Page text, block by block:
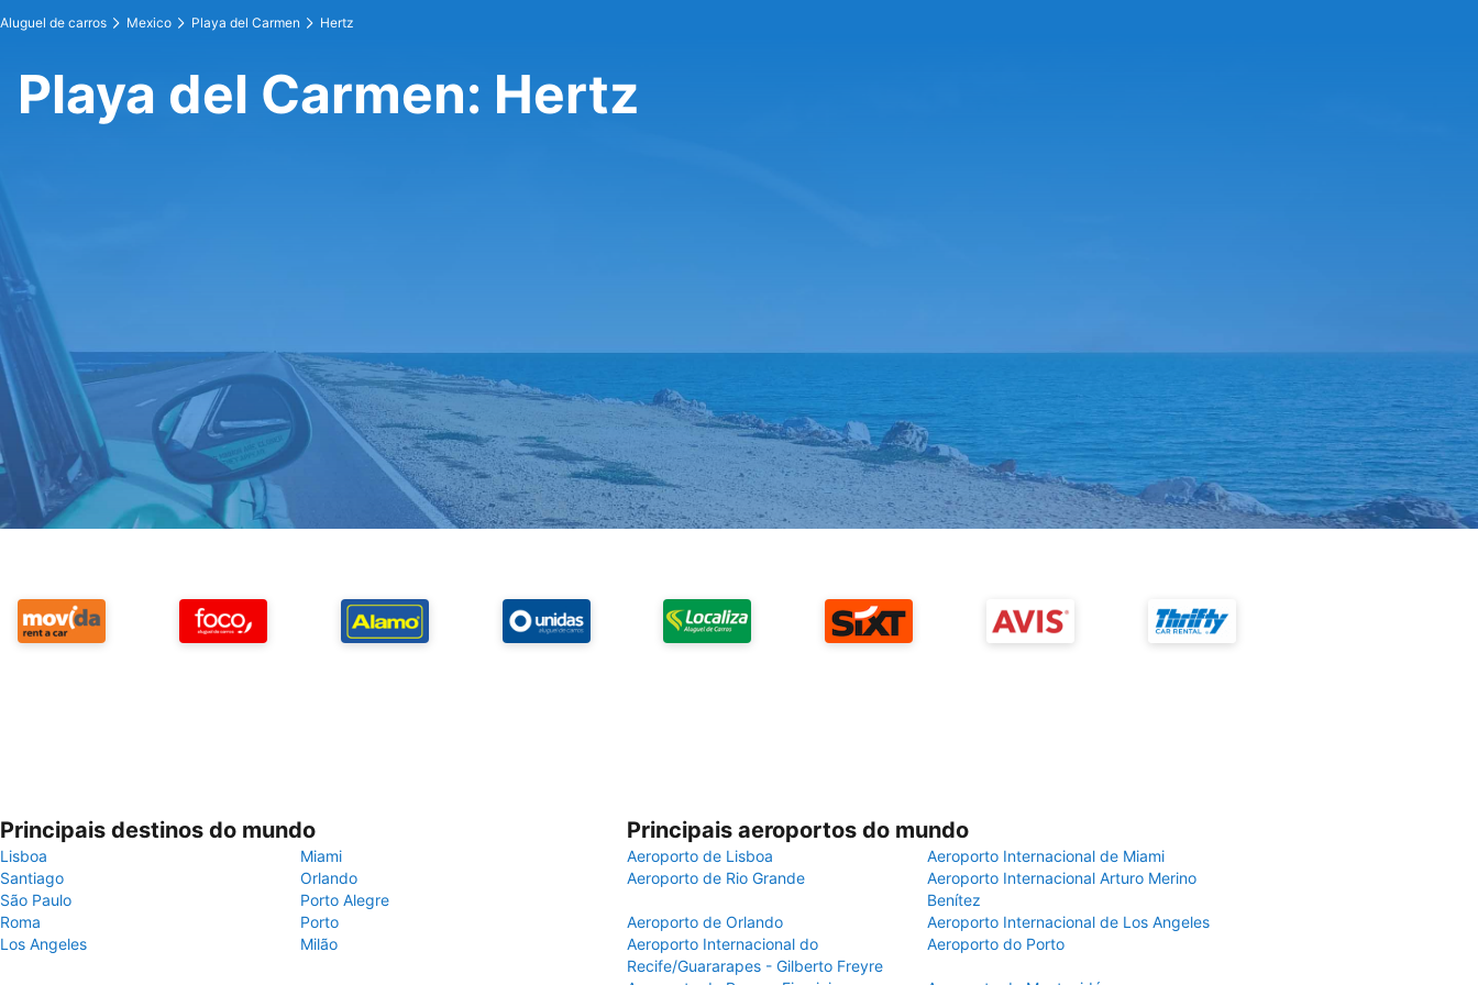
Aluguel de carros Mexico Playa del Carmen Hertz
Playa del Carmen: Hertz
Principais destinos do mundo
Lisboa
Miami
Santiago
Orlando
São Paulo
Porto Alegre
Roma
Porto
Los Angeles
Milão
Principais aeroportos do mundo
Aeroporto de Lisboa
Aeroporto Internacional de Miami
Aeroporto de Rio Grande
Aeroporto Internacional Arturo Merino
Benítez
Aeroporto de Orlando
Aeroporto Internacional de Los Angeles
Aeroporto Internacional do
Recife/Guararapes - Gilberto Freyre
Aeroporto do Porto